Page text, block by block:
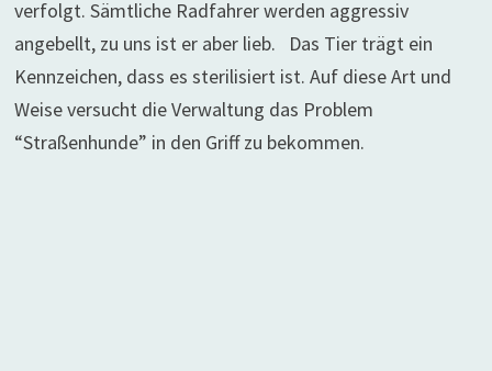
verfolgt. Sämtliche Radfahrer werden aggressiv
angebellt, zu uns ist er aber lieb. Das Tier trägt ein
Kennzeichen, dass es sterilisiert ist. Auf diese Art und
Weise versucht die Verwaltung das Problem
“Straßenhunde” in den Griff zu bekommen.